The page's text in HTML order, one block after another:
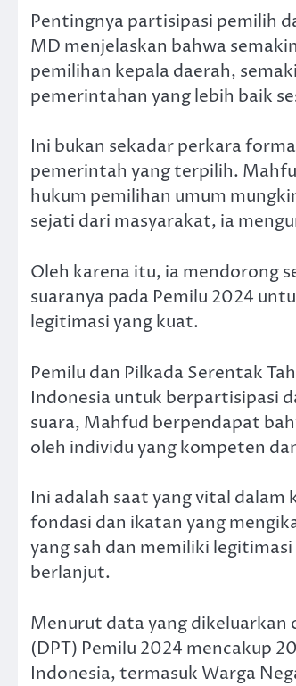
Pentingnya partisipasi pemilih
MD menjelaskan bahwa
pemilihan kepala daerah,
pemerintahan yang lebih baik
Ini bukan sekadar perkara
pemerintah yang terpilih.
hukum pemilihan umum
sejati dari masyarakat, ia
Oleh karena itu, ia mendorong
suaranya pada Pemilu 2024
legitimasi yang kuat.
Pemilu dan Pilkada Serentak
Indonesia untuk berpartisipasi
suara, Mahfud berpendapat
oleh individu yang kompeten
Ini adalah saat yang vital
fondasi dan ikatan yang
yang sah dan memiliki
berlanjut.
Menurut data yang dikeluarkan
(DPT) Pemilu 2024 mencakup
Indonesia, termasuk Warga